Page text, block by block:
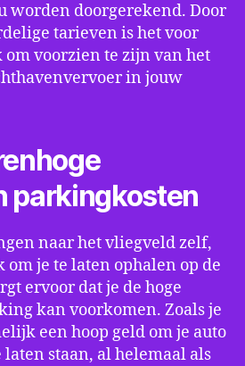
worden doorgerekend. Door
tarieven is het voor
voorzien te zijn van het
in jouw
parkingkosten
naar het vliegveld zelf,
om je te laten ophalen op de
ervoor dat je de hoge
kan voorkomen. Zoals je
een hoop geld om je auto
staan, al helemaal als